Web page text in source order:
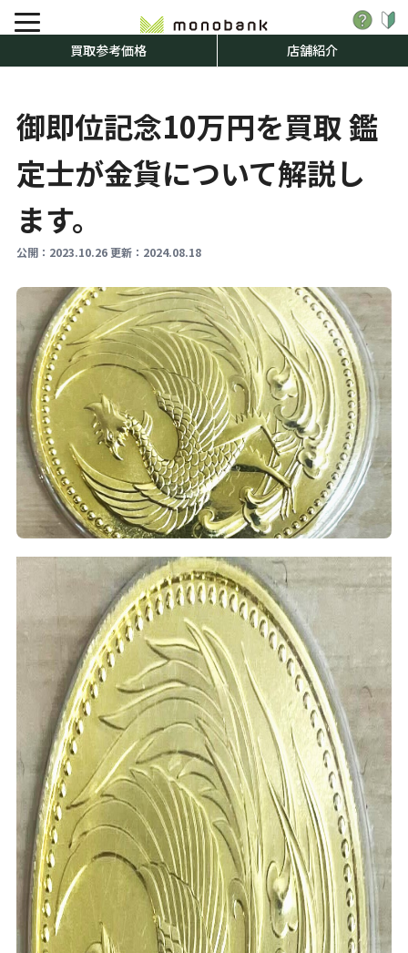
買取参考価格 店舗紹介
御即位記念10万円を買取 鑑
定士が金貨について解説し
ます。
公開： 2023.10.26 更新： 2024.08.18